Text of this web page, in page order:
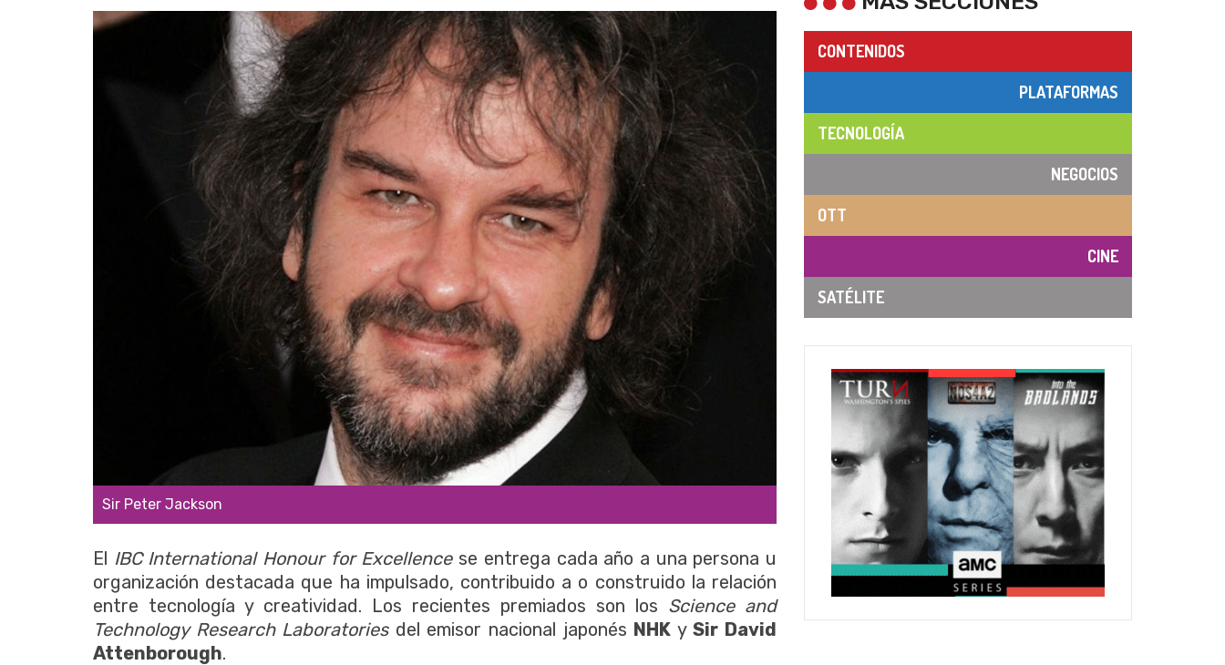
Sir Peter Jackson
El IBC International Honour for Excellencese entrega cada año a una persona u
organización destacada que ha impulsado, contribuido a o construido la relación
entre tecnología y creatividad. Los recientes premiados son los Science and
Technology Research Laboratoriesdel emisor nacional japonés NHK ySir David
Attenborough.
CONTENIDOS
PLATAFORMAS
TECNOLOGÍA
NEGOCIOS
OTT
CINE
SATÉLITE